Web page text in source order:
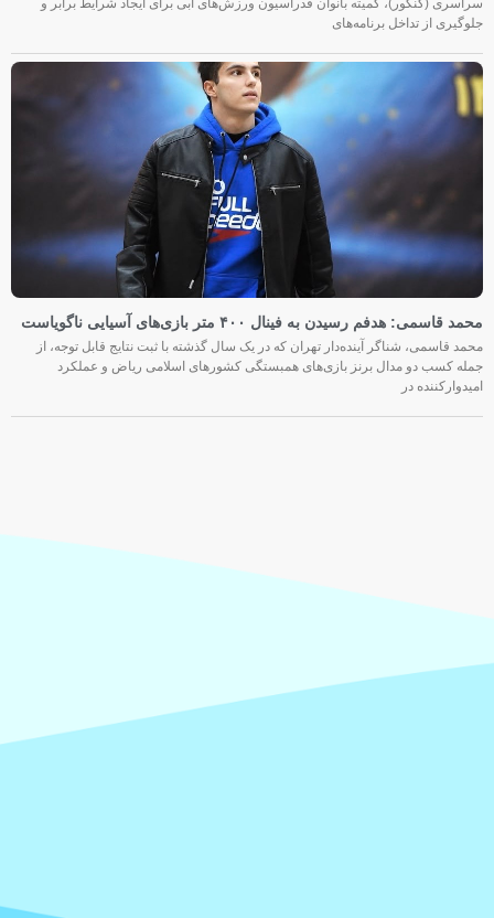
سراسری (کنکور)، کمیته بانوان فدراسیون ورزش‌های آبی برای ایجاد شرایط برابر و
جلوگیری از تداخل برنامه‌های
محمد قاسمی: هدفم رسیدن به فینال ۴۰۰ متر بازی‌های آسیایی ناگویاست
محمد قاسمی، شناگر آینده‌دار تهران که در یک سال گذشته با ثبت نتایج قابل توجه، از
جمله کسب دو مدال برنز بازی‌های همبستگی کشورهای اسلامی ریاض و عملکرد
امیدوارکننده در